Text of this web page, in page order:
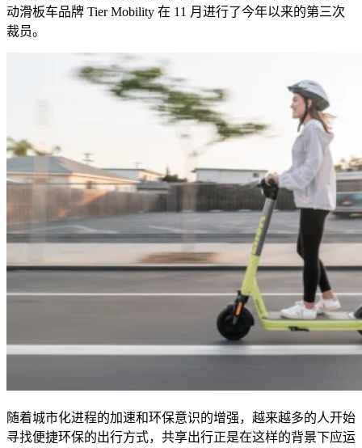
动滑板车品牌 Tier Mobility 在 11 月进行了今年以来的第三次
裁员。
随着城市化进程的加速和环保意识的增强，越来越多的人开始
寻找便捷环保的出行方式，共享出行正是在这样的背景下应运